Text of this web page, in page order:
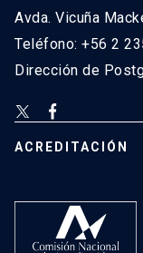
Avda. Vicuña
Teléfono: +56 2
Dirección de
ACREDITACIÓN